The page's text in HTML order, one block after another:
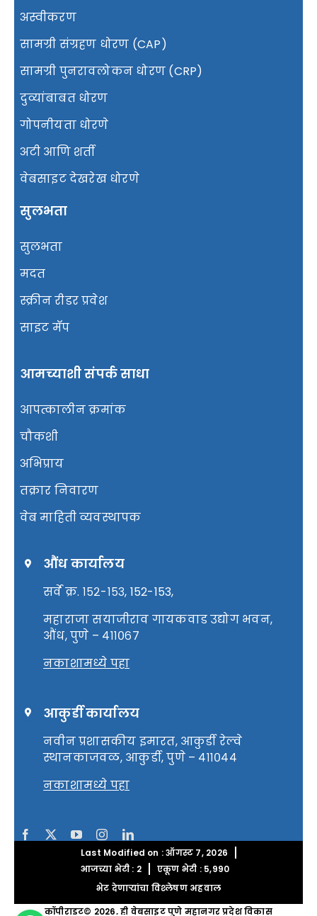
अस्वीकरण
सामग्री संग्रहण धोरण (CAP)
सामग्री पुनरावलोकन धोरण (CRP)
दुव्यांबाबत धोरण
गोपनीयता धोरणे
अटी आणि शर्ती
वेबसाइट देखरेख धोरणे
सुलभता
सुलभता
मदत
स्क्रीन रीडर प्रवेश
साइट मॅप
आमच्याशी संपर्क साधा
आपत्कालीन क्रमांक
चौकशी
अभिप्राय
तक्रार निवारण
वेब माहिती व्यवस्थापक
औंध कार्यालय
सर्वे क्र. १५२-१५३, 152-153,
महाराजा सयाजीराव गायकवाड उद्योग भवन,
औंध, पुणे – ४११०६७
नकाशामध्ये पहा
आकुर्डी कार्यालय
नवीन प्रशासकीय इमारत, आकुर्डी रेल्वे
स्थानकाजवळ, आकुर्डी, पुणे – ४११०४४
नकाशामध्ये पहा
Last Modified on : ऑगस्ट 7, 2026
आजच्या भेटी : 2
एकूण भेटी : 5,990
भेट देणाऱ्यांचा विश्लेषण अहवाल
कॉपीराइट© 2026, ही वेबसाइट पुणे महानगर प्रदेश विकास